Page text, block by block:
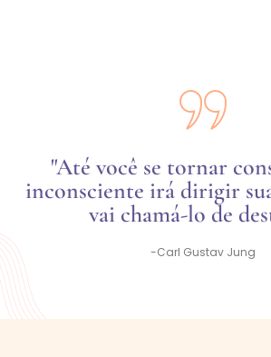
"Até você se tornar
inconsciente irá dirigir
vai chamá-lo de
-Carl Gustav Jung